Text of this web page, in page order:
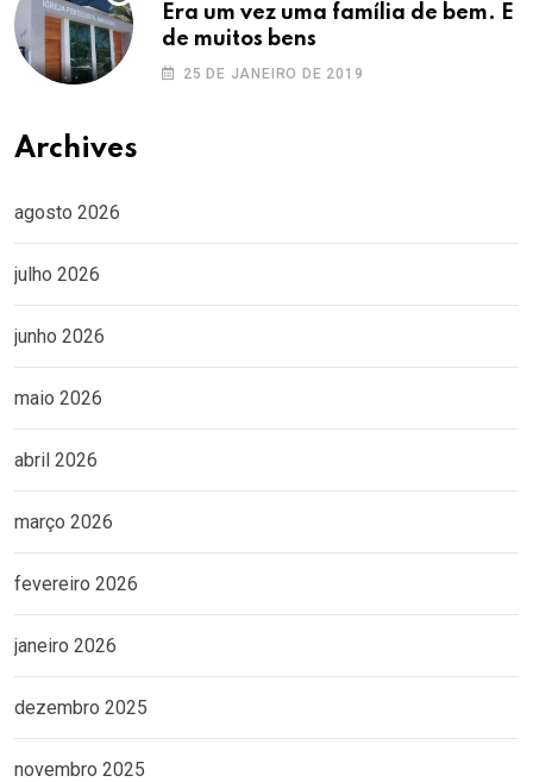
Era um vez uma família de bem. E
de muitos bens
25 DE JANEIRO DE 2019
Archives
agosto 2026
julho 2026
junho 2026
maio 2026
abril 2026
março 2026
fevereiro 2026
janeiro 2026
dezembro 2025
novembro 2025